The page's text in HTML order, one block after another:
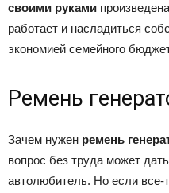
своими руками
работает и насладиться
экономией семейного
Ремень
Зачем нужен ремень
вопрос без труда может
автолюбитель. Но если все-